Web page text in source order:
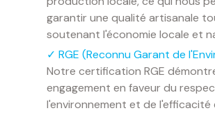
garantir une qualité artisanale
soutenant l'économie locale et
✓ RGE (Reconnu Garant de
Notre certification RGE
engagement en faveur du
l'environnement et de l'efficacité